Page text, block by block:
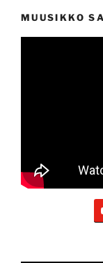
MUUSIKKO